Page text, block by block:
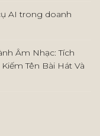
AI trong doanh
Âm Nhạc: Tích
Tên Bài Hát Và